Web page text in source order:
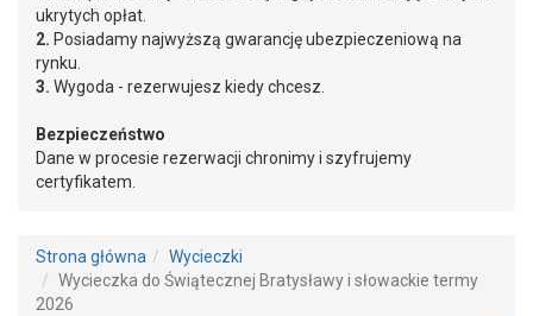
ukrytych opłat.
2. Posiadamy najwyższą gwarancję ubezpieczeniową na
rynku.
3. Wygoda - rezerwujesz kiedy chcesz.
Bezpieczeństwo
Dane w procesie rezerwacji chronimy i szyfrujemy
certyfikatem.
Strona główna
Wycieczki
Wycieczka do Świątecznej Bratysławy i słowackie termy
2026